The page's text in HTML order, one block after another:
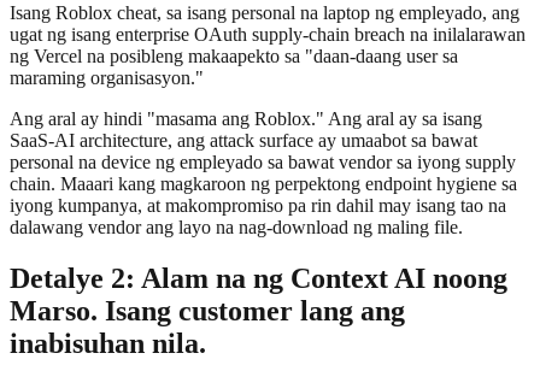
Isang Roblox cheat, sa isang personal na laptop ng empleyado, ang
ugat ng isang enterprise OAuth supply-chain breach na inilalarawan
ng Vercel na posibleng makaapekto sa "daan-daang user sa
maraming organisasyon."
Ang aral ay hindi "masama ang Roblox." Ang aral ay sa isang
SaaS-AI architecture, ang attack surface ay umaabot sa bawat
personal na device ng empleyado sa bawat vendor sa iyong supply
chain. Maaari kang magkaroon ng perpektong endpoint hygiene sa
iyong kumpanya, at makompromiso pa rin dahil may isang tao na
dalawang vendor ang layo na nag-download ng maling file.
Detalye 2: Alam na ng Context AI noong
Marso. Isang customer lang ang
inabisuhan nila.